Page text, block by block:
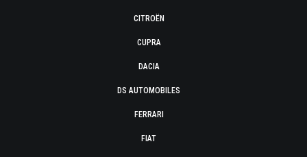
CITROËN
CUPRA
DACIA
DS AUTOMOBILES
FERRARI
FIAT